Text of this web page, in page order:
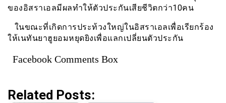
ของอิสราเอลมีผลทำให้ตัวประกันเสียชีวิตกว่า10คน
ในขณะที่เกิดการประท้วงใหญ่ในอิสราเอลเพื่อเรียกร้อง
ให้เนทันยาฮูยอมหยุดยิงเพื่อแลกเปลี่ยนตัวประกัน
Facebook Comments Box
Related Posts: